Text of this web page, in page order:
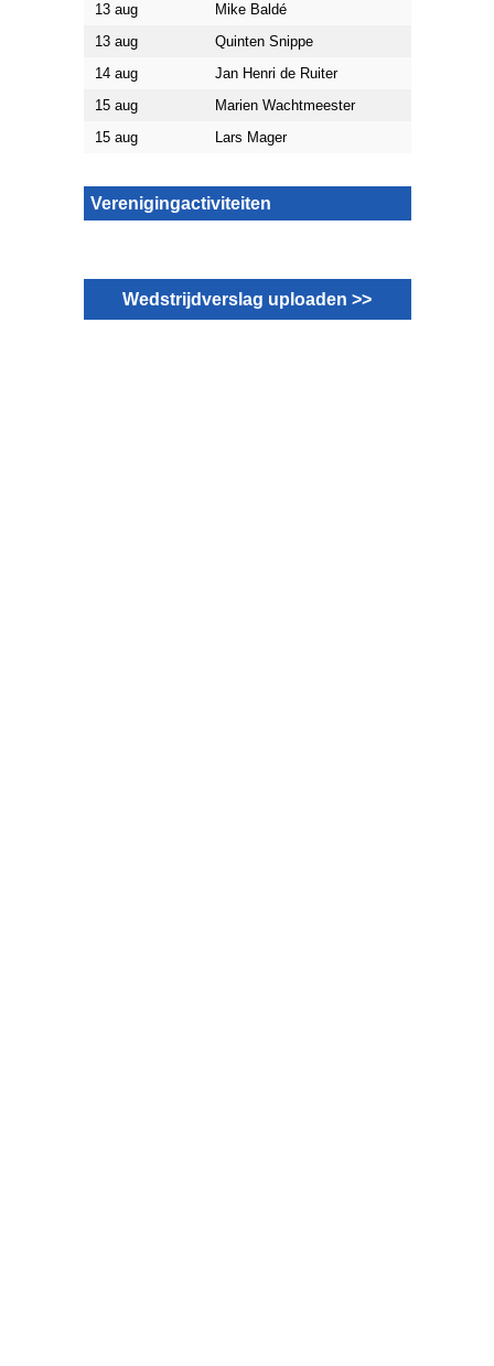
13 aug
Mike Baldé
13 aug
Quinten Snippe
14 aug
Jan Henri de Ruiter
15 aug
Marien Wachtmeester
15 aug
Lars Mager
Verenigingactiviteiten
Wedstrijdverslag uploaden >>